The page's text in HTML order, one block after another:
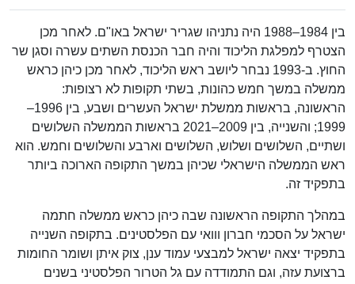
בין 1984–1988 היה נתניהו שגריר ישראל באו"ם. לאחר מכן
הצטרף למפלגת הליכוד והיה חבר הכנסת השתים עשרה וסגן שר
החוץ. ב-1993 נבחר ליושב ראש הליכוד, לאחר מכן כיהן כראש
ממשלה במשך חמש כהונות, בשתי תקופות לא רצופות:
הראשונה, בראשות ממשלת ישראל העשרים ושבע, בין 1996–
1999; והשנייה, בין 2009–2021 בראשות הממשלה השלושים
ושתיים, השלושים ושלוש, השלושים וארבע והשלושים וחמש. הוא
ראש הממשלה הישראלי שכיהן במשך התקופה הארוכה ביותר
בתפקיד זה.
במהלך התקופה הראשונה שבה כיהן כראש ממשלה חתמה
ישראל על הסכמי חברון ווואי עם הפלסטינים. בתקופה השנייה
בתפקיד יצאה ישראל למבצעי עמוד ענן, צוק איתן ושומר החומות
ברצועת עזה, וגם התמודדה עם גל הטרור הפלסטיני בשנים